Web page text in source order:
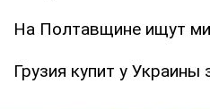
На Полтавщине ищут
Грузия купит у